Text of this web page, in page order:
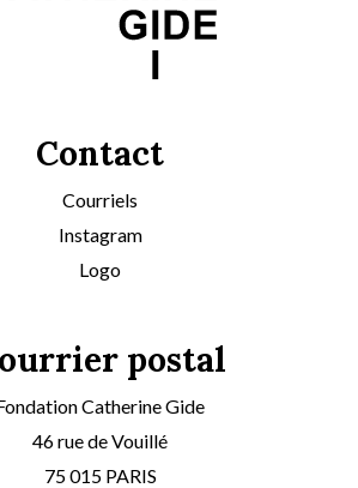
Contact
Courriels
Instagram
Logo
postal
Catherine Gide
46 rue de Vouillé
75 015 PARIS